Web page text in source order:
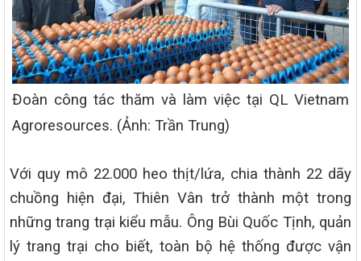
Đoàn công tác thăm và làm việc tại QL Vietnam
Agroresources. (Ảnh: Trần Trung)
Với quy mô 22.000 heo thịt/lứa, chia thành 22 dãy
chuồng hiện đại, Thiên Vân trở thành một trong
những trang trại kiểu mẫu. Ông Bùi Quốc Tịnh, quản
lý trang trại cho biết, toàn bộ hệ thống được vận